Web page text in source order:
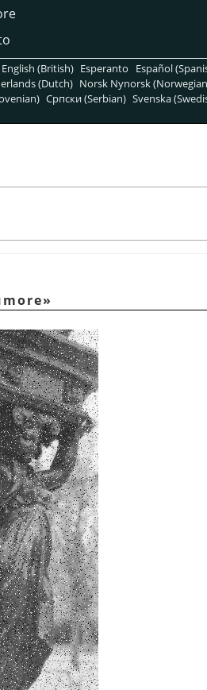
English (British) Esperanto Español
(Dutch) Norsk Nynorsk
Српски (Serbian) Svenska
»